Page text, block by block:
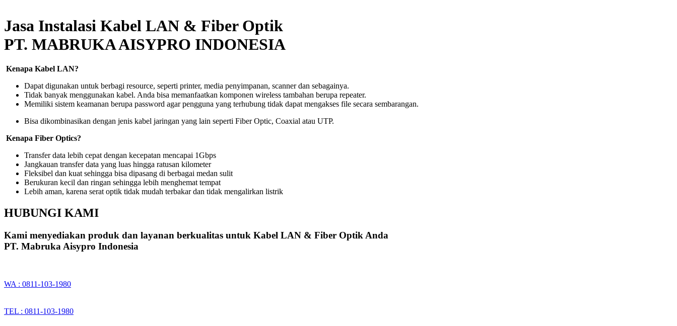
Jasa Instalasi Kabel LAN & Fiber Optik
PT. MABRUKA AISYPRO INDONESIA
Kenapa Kabel LAN?
Dapat digunakan untuk berbagi resource, seperti printer, media penyimpanan, scanner dan sebagainya.
Tidak banyak menggunakan kabel. Anda bisa memanfaatkan komponen wireless tambahan berupa repeater.
Memiliki sistem keamanan berupa password agar pengguna yang terhubung tidak dapat mengakses file secara sembarangan.
Bisa dikombinasikan dengan jenis kabel jaringan yang lain seperti Fiber Optic, Coaxial atau UTP.
Kenapa Fiber Optics?
Transfer data lebih cepat dengan kecepatan mencapai 1Gbps
Jangkauan transfer data yang luas hingga ratusan kilometer
Fleksibel dan kuat sehingga bisa dipasang di berbagai medan sulit
Berukuran kecil dan ringan sehingga lebih menghemat tempat
Lebih aman, karena serat optik tidak mudah terbakar dan tidak mengalirkan listrik
HUBUNGI KAMI
Kami menyediakan produk dan layanan berkualitas untuk Kabel LAN & Fiber Optik Anda
PT. Mabruka Aisypro Indonesia
WA : 0811-103-1980
TEL : 0811-103-1980